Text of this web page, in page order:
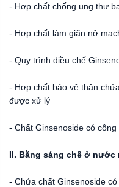
- Hợp chất chống ung thư
- Hợp chất làm giãn nở
- Quy trình điều chế
- Hợp chất bảo vệ thận
được xử lý
- Chất Ginsenoside có
II. Bằng sáng chế ở nước
- Chứa chất Ginsenoside